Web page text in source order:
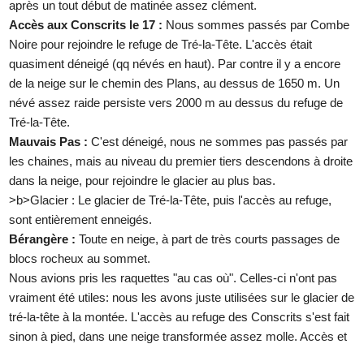
après un tout début de matinée assez clément.
Accès aux Conscrits le 17 : Nous sommes passés par Combe
Noire pour rejoindre le refuge de Tré-la-Tête. L'accès était
quasiment déneigé (qq névés en haut). Par contre il y a encore
de la neige sur le chemin des Plans, au dessus de 1650 m. Un
névé assez raide persiste vers 2000 m au dessus du refuge de
Tré-la-Tête.
Mauvais Pas : C'est déneigé, nous ne sommes pas passés par
les chaines, mais au niveau du premier tiers descendons à droite
dans la neige, pour rejoindre le glacier au plus bas.
>b>Glacier : Le glacier de Tré-la-Tête, puis l'accès au refuge,
sont entièrement enneigés.
Bérangère : Toute en neige, à part de très courts passages de
blocs rocheux au sommet.
Nous avions pris les raquettes "au cas où". Celles-ci n'ont pas
vraiment été utiles: nous les avons juste utilisées sur le glacier de
tré-la-tête à la montée. L'accès au refuge des Conscrits s'est fait
sinon à pied, dans une neige transformée assez molle. Accès et